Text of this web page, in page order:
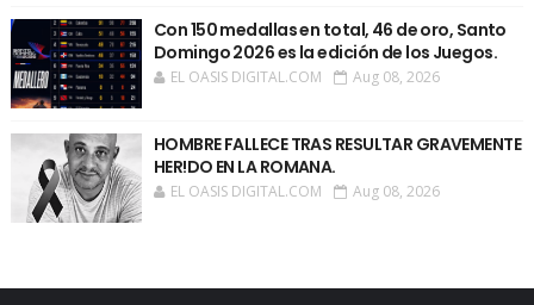
Con 150 medallas en total, 46 de oro, Santo
Domingo 2026 es la edición de los Juegos.
EL OASIS DIGITAL.COM Aug 08, 2026
HOMBRE FALLECE TRAS RESULTAR GRAVEMENTE
HER!DO EN LA ROMANA.
EL OASIS DIGITAL.COM Aug 08, 2026